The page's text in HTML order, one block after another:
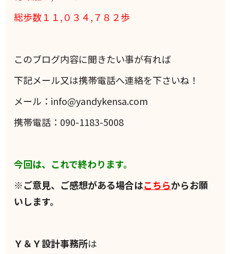
総歩数１１,０３４,７８２歩
このブログ内容に聞きたい事が有れば
下記メール又は携帯電話へ連絡を下さいね！
メール：info@yandykensa.com
携帯電話：090-1183-5008
今回は、これで終わります。
※ご意見、ご感想がある場合はこちらからお願
いします。
Ｙ＆Ｙ設計事務所は